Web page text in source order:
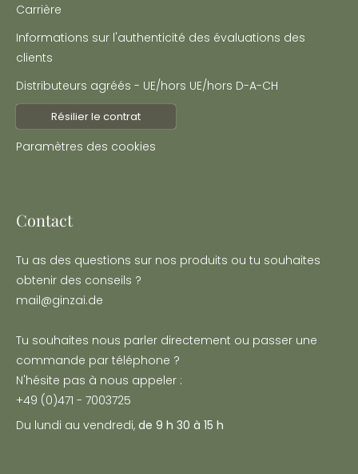
Contact
Tu as des questions sur nos produits ou tu souhaites
obtenir des conseils ?
mail@ginzai.de
Tu souhaites nous parler directement ou passer une
commande par téléphone ?
N'hésite pas à nous appeler :
+49 (0)471 - 7003725
Du lundi au vendredi, de 9 h 30 à 15 h
Carrière
Informations sur l'authenticité des évaluations des
clients
Distributeurs agréés - UE/hors UE/hors D-A-CH
Résilier le contrat
Paramètres des cookies